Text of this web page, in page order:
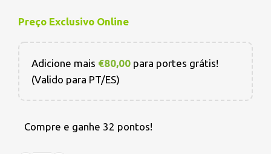
Preço Exclusivo Online
Adicione mais €80,00 para portes grátis!
(Valido para PT/ES)
Compre e ganhe 32 pontos!